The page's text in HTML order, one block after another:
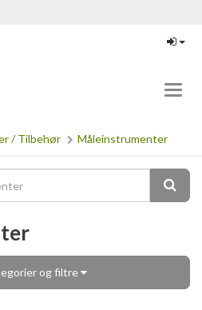
/ Tilbehør Måleinstrumenter
og filtre